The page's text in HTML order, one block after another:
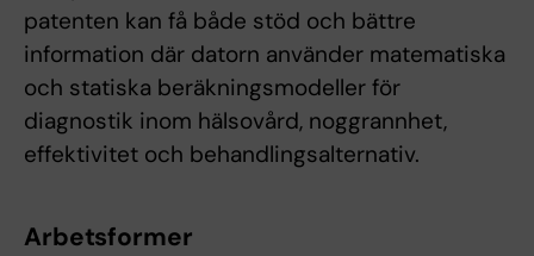
patenten kan få både stöd och bättre
information där datorn använder matematiska
och statiska beräkningsmodeller för
diagnostik inom hälsovård, noggrannhet,
effektivitet och behandlingsalternativ.
Arbetsformer